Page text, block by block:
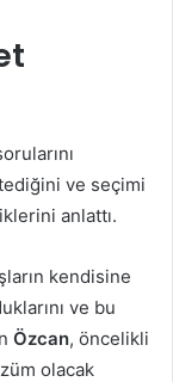
ve seçimi
anlattı.
kendisine
ve bu
Özcan, öncelikli
olacak